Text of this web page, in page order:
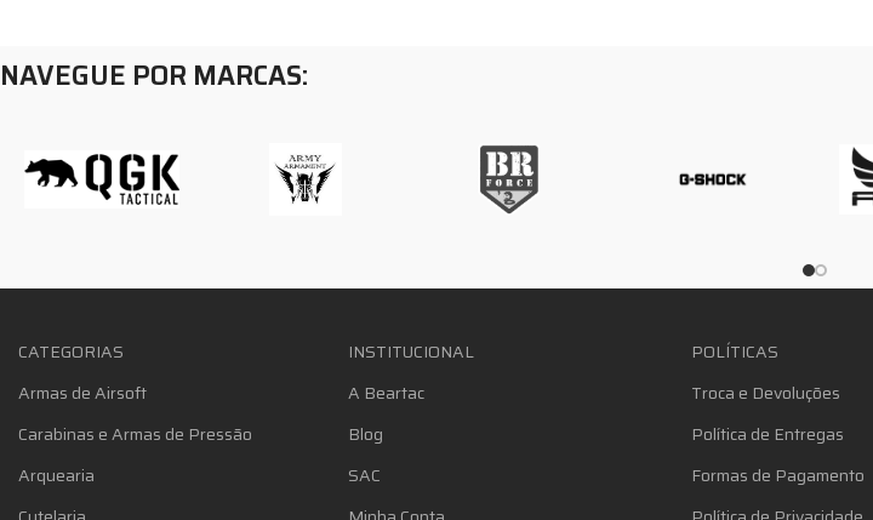
NAVEGUE POR MARCAS:
CATEGORIAS
Armas de Airsoft
Carabinas e Armas de Pressão
Arquearia
INSTITUCIONAL
A Beartac
Blog
SAC
POLÍTICAS
Troca e Devoluções
Política de Entregas
Formas de Pagamento